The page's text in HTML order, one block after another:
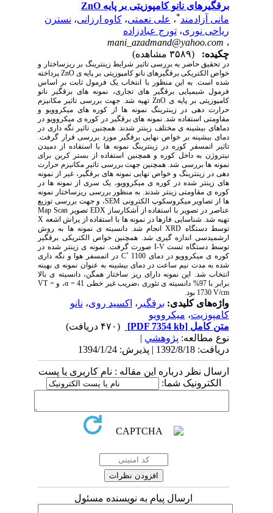
برقگیرهای نانو کامپوزیتی بر پایه ZnO
مانی آزادمند*،علی نعمتی،کاوه ارزانی،نسترن
ریاحی نوری،تورج عبادزاده
mani_azadmand@yahoo.com
چکیده:
در تحقیق حاضر به بررسی تاثیر شرایط زینترینگ بر ریزساختار و
خواص الکتریکی برقگیرهای نانو کامپوزیتی بر پایه ی ZnO پرداخته
شده است. به این منظور با انتخاب یک فرمول ثابت بر اساس
فرمول شیمیایی برقگیر های تجاری، نمونه های برقگیر نانو
کامپوزیتی بر پایه ی ZnO تهیه شد. جهت بررسی تاثیر مکانیزم
حرارت دهی در زینترینگ نمونه ها از کوره های میکروویو و
مقاومتی استفاده شد. نمونه های برقگیر در کوره ی میکروویو در
دماهای بیشینه ی مختلف زینتر شدند. همچنین تاثیر نگه داری در
دمای بیشینه بر خواص نهایی برقگیر مورد بررسی قرار گرفت.
تاثیر اتمسفر کوره در زینترینگ نمونه ها با استفاده از دمیدن
نیتروژن به داخل کوره و همچنین استفاده از بستر کربن برای
نمونه ها بررسی شد. همچنین جهت بررسی تاثیر مکانیزم حرارت
دهی در زینترینگ و خواص نهایی نمونه های برقگیر، غیر از نمونه
های زینتر شده در کوره ی میکروویو، یک سری از نمونه ها در
کوره ی مقاومتی زینتر شدند. به منظور بررسی ریزساختار نمونه
ها از تصاویر میکروسکوپ الکترونی SEM، و جهت بررسی توزیع
عناصر در تصویر با استفاده از آشکارساز EDX تصویر Map Scan
تهیه شد. شناسایی فازها در نمونه ها با استفاده از پراش اشعه X
توسط دستگاه XRD انجام شد. دانسیته ی نمونه ها به روش
ارشمیدسی اندازه گیری شد. همچنین خواص الکتریکی برقگیر
توسط دستگاه تست I-V صورت گرفت. نمونه ی زینتر شده در
کوره ی میکروویو در دمای C˚ 1100 در اتمسفر هوا و نگه داری
شده به مدت نیم ساعت در دمای بیشینه به عنوان نمونه ی بهینه
انتخاب شد. این نمونه دارای ریز ساختار همگن، دانسیته ی بالا
برابر با 97% دانسیته ی تئوری ،ضریب غیر خطی 41 = α، و VT =
1730 V/cm بود.
واژه‌های کلیدی:برقگیر، اکسید روی،نانو
کامپوزیت،میکروویو
متن کامل[PDF 7354 kb]
نوع مطالعه:پژوهشي|
دریافت: 1392/8/18 | پذیرش: 1394/1/24
ارسال نظر درباره این مقاله : نام کاربری یا پست
الکترونیک شما:
ارسال پیام به نویسنده مسئول